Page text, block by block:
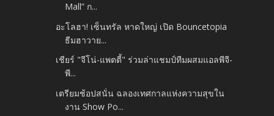
Mall” ก...
อะโลฮา! เซ็นทรัล หาดใหญ่ เปิด Bouncetopia
ธีมฮาวาย...
เชียร์ "จีโน่-แพตตี้" ร่วมล่าแชมป์ทีมผสมแอลพีจี-
พี...
เตรียมช้อปสนั่น ฉลองเทศกาลแห่งความสุขใน
งาน Show Po...